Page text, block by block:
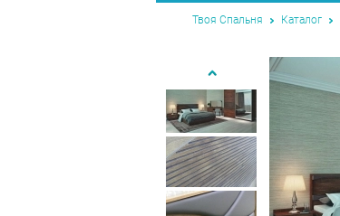
Твоя Спальня Каталог